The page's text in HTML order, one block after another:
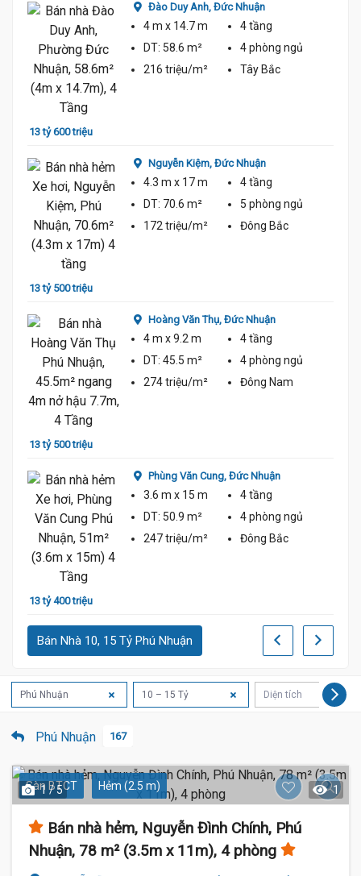
13 tỷ 600 triệu
Đào Duy Anh, Đức Nhuận
4 m x 14.7 m
4 tầng
DT: 58.6 m² 4 phòng ngủ
216 triệu/m²
Tây Bắc
13 tỷ 500 triệu
Nguyễn Kiệm, Đức Nhuận
4.3 m x 17 m
4 tầng
DT: 70.6 m² 5 phòng ngủ
172 triệu/m²
Đông Bắc
13 tỷ 500 triệu
Hoàng Văn Thụ, Đức Nhuận
4 m x 9.2 m
4 tầng
DT: 45.5 m² 4 phòng ngủ
274 triệu/m²
Đông Nam
13 tỷ 400 triệu
Phùng Văn Cung, Đức Nhuận
3.6 m x 15 m
4 tầng
DT: 50.9 m² 4 phòng ngủ
247 triệu/m²
Đông Bắc
Bán Nhà 10, 15 Tỷ Phú Nhuận
Phú Nhuận 10 – 15 Tỷ Diện tích
Phú Nhuận 167
Sàn BTCT Hẻm (2.5 m)
1 / 5 1
Bán nhà hẻm, Nguyễn Đình Chính, Phú
Nhuận, 78 m² (3.5m x 11m), 4 phòng